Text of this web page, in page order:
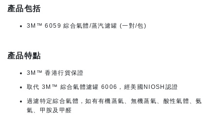
產品包括
3M™ 6059 綜合氣體/蒸汽濾罐 (一對/包)
產品特點
3M™ 香港行貨保證
取代 3M™ 綜合氣體濾罐 6006，經美國NIOSH認證
過濾特定綜合氣體，如有有機蒸氣、無機蒸氣、酸性氣體、氨
氣、甲胺及甲醛